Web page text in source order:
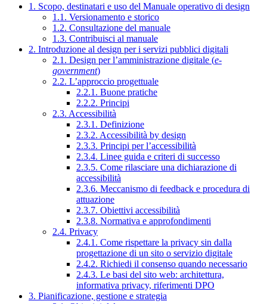
1. Scopo, destinatari e uso del Manuale operativo di design
1.1. Versionamento e storico
1.2. Consultazione del manuale
1.3. Contribuisci al manuale
2. Introduzione al design per i servizi pubblici digitali
2.1. Design per l’amministrazione digitale (e-
government)
2.2. L’approccio progettuale
2.2.1. Buone pratiche
2.2.2. Principi
2.3. Accessibilità
2.3.1. Definizione
2.3.2. Accessibilità by design
2.3.3. Principi per l’accessibilità
2.3.4. Linee guida e criteri di successo
2.3.5. Come rilasciare una dichiarazione di
accessibilità
2.3.6. Meccanismo di feedback e procedura di
attuazione
2.3.7. Obiettivi accessibilità
2.3.8. Normativa e approfondimenti
2.4. Privacy
2.4.1. Come rispettare la privacy sin dalla
progettazione di un sito o servizio digitale
2.4.2. Richiedi il consenso quando necessario
2.4.3. Le basi del sito web: architettura,
informativa privacy, riferimenti DPO
3. Pianificazione, gestione e strategia